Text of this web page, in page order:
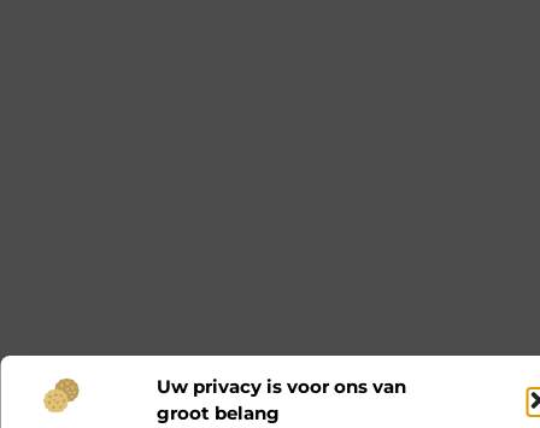
Uw privacy is voor ons van
groot belang